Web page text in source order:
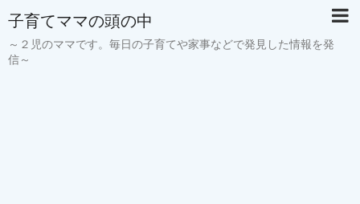
子育てママの頭の中
～２児のママです。毎日の子育てや家事などで発見した情報を発
信～